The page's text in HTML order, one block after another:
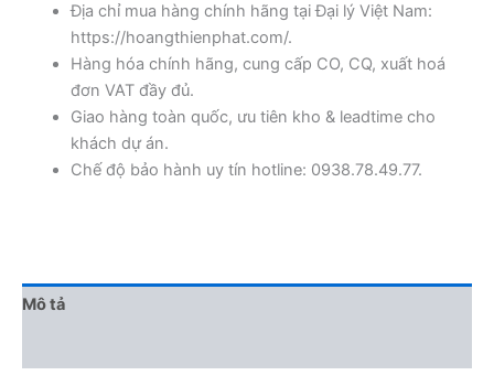
Địa chỉ mua hàng chính hãng tại Đại lý Việt Nam:
https://hoangthienphat.com/.
Hàng hóa chính hãng, cung cấp CO, CQ, xuất hoá
đơn VAT đầy đủ.
Giao hàng toàn quốc, ưu tiên kho & leadtime cho
khách dự án.
Chế độ bảo hành uy tín hotline: 0938.78.49.77.
Mô tả